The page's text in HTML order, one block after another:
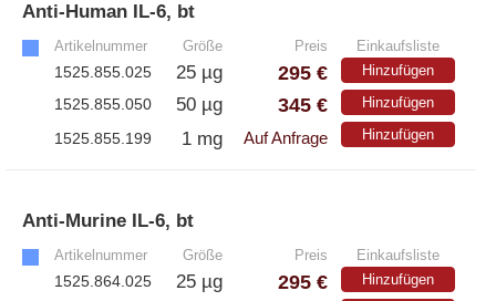
Anti-Human IL-6, bt
Artikelnummer Größe Preis Einkaufsliste
1525.855.025 25 µg 295 € Hinzufügen
1525.855.050 50 µg 345 € Hinzufügen
1525.855.199 1 mg Auf Anfrage Hinzufügen
Anti-Murine IL-6, bt
Artikelnummer Größe Preis Einkaufsliste
1525.864.025 25 µg 295 € Hinzufügen